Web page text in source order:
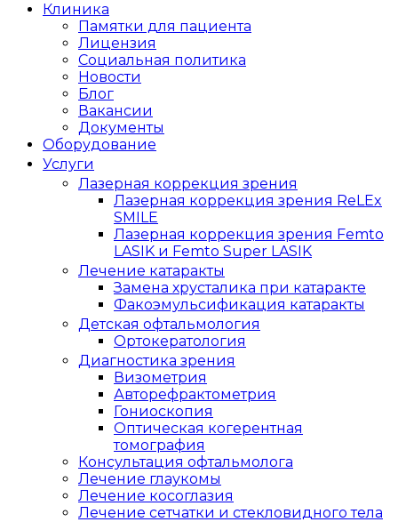
Клиника
Памятки для пациента
Лицензия
Социальная политика
Новости
Блог
Вакансии
Документы
Оборудование
Услуги
Лазерная коррекция зрения
Лазерная коррекция зрения ReLEx
SMILE
Лазерная коррекция зрения Femto
LASIK и Femto Super LASIK
Лечение катаракты
Замена хрусталика при катаракте
Факоэмульсификация катаракты
Детская офтальмология
Ортокератология
Диагностика зрения
Визометрия
Авторефрактометрия
Гониоскопия
Оптическая когерентная
томография
Консультация офтальмолога
Лечение глаукомы
Лечение косоглазия
Лечение сетчатки и стекловидного тела